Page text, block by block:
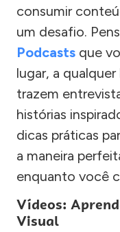
consumir
um desafio.
Podcasts que
lugar, a
trazem
histórias
dicas práticas
a maneira
enquanto você
Vídeos:
Visual